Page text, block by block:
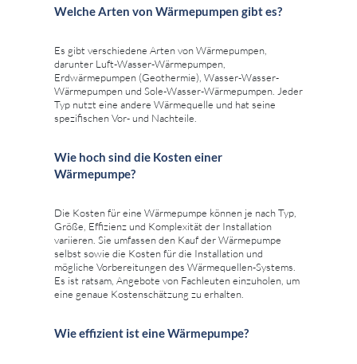
Welche Arten von Wärmepumpen gibt es?
Es gibt verschiedene Arten von Wärmepumpen,
darunter Luft-Wasser-Wärmepumpen,
Erdwärmepumpen (Geothermie), Wasser-Wasser-
Wärmepumpen und Sole-Wasser-Wärmepumpen. Jeder
Typ nutzt eine andere Wärmequelle und hat seine
spezifischen Vor- und Nachteile.
Wie hoch sind die Kosten einer
Wärmepumpe?
Die Kosten für eine Wärmepumpe können je nach Typ,
Größe, Effizienz und Komplexität der Installation
variieren. Sie umfassen den Kauf der Wärmepumpe
selbst sowie die Kosten für die Installation und
mögliche Vorbereitungen des Wärmequellen-Systems.
Es ist ratsam, Angebote von Fachleuten einzuholen, um
eine genaue Kostenschätzung zu erhalten.
Wie effizient ist eine Wärmepumpe?